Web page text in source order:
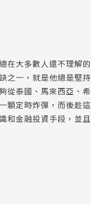
在大多數人還不理解
之一，就是他總是堅
從泰國、馬來西亞、
顆定時炸彈，而後趁
金融投資手段，並